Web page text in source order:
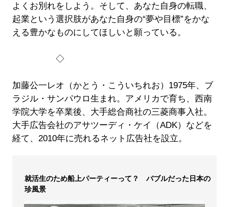
よくお別れをしよう。そして、あなた自身の転職、
起業という選択肢があなた自身の“夢や目標”をかな
える豊かなものにしてほしいと願っている。
◇
加藤公一レオ（かとう・こういちれお）1975年、ブ
ラジル・サンパウロ生まれ。アメリカで育ち、西南
学院大学を卒業後、大手総合商社の三菱商事入社。
大手広告会社のアサツーディ・ケイ（ADK）などを
経て、2010年に売れるネット広告社を設立。
就活生のため船上パーティーって？ バブルだった日本の
珍風景